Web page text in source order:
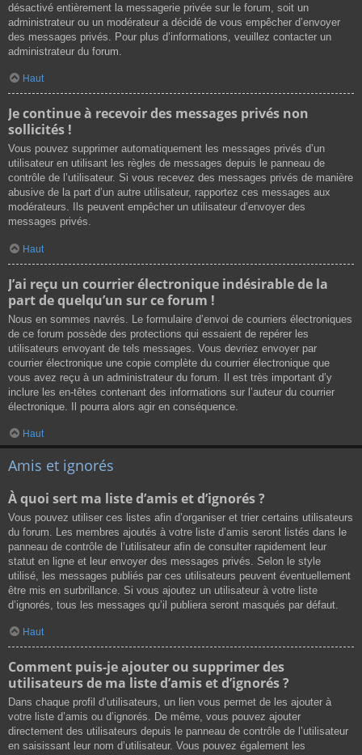
désactivé entièrement la messagerie privée sur le forum, soit un
administrateur ou un modérateur a décidé de vous empêcher d’envoyer
des messages privés. Pour plus d’informations, veuillez contacter un
administrateur du forum.
Haut
Je continue à recevoir des messages privés non
sollicités !
Vous pouvez supprimer automatiquement les messages privés d’un
utilisateur en utilisant les règles de messages depuis le panneau de
contrôle de l’utilisateur. Si vous recevez des messages privés de manière
abusive de la part d’un autre utilisateur, rapportez ces messages aux
modérateurs. Ils peuvent empêcher un utilisateur d’envoyer des
messages privés.
Haut
J’ai reçu un courrier électronique indésirable de la
part de quelqu’un sur ce forum !
Nous en sommes navrés. Le formulaire d’envoi de courriers électroniques
de ce forum possède des protections qui essaient de repérer les
utilisateurs envoyant de tels messages. Vous devriez envoyer par
courrier électronique une copie complète du courrier électronique que
vous avez reçu à un administrateur du forum. Il est très important d’y
inclure les en-têtes contenant des informations sur l’auteur du courrier
électronique. Il pourra alors agir en conséquence.
Haut
Amis et ignorés
À quoi sert ma liste d’amis et d’ignorés ?
Vous pouvez utiliser ces listes afin d’organiser et trier certains utilisateurs
du forum. Les membres ajoutés à votre liste d’amis seront listés dans le
panneau de contrôle de l’utilisateur afin de consulter rapidement leur
statut en ligne et leur envoyer des messages privés. Selon le style
utilisé, les messages publiés par ces utilisateurs peuvent éventuellement
être mis en surbrillance. Si vous ajoutez un utilisateur à votre liste
d’ignorés, tous les messages qu’il publiera seront masqués par défaut.
Haut
Comment puis-je ajouter ou supprimer des
utilisateurs de ma liste d’amis et d’ignorés ?
Dans chaque profil d’utilisateurs, un lien vous permet de les ajouter à
votre liste d’amis ou d’ignorés. De même, vous pouvez ajouter
directement des utilisateurs depuis le panneau de contrôle de l’utilisateur
en saisissant leur nom d’utilisateur. Vous pouvez également les